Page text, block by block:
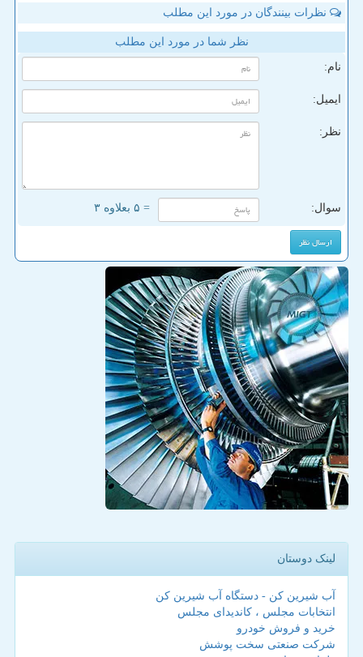
نظرات بینندگان در مورد این مطلب
نظر شما در مورد این مطلب
نام:
ایمیل:
نظر:
سوال: = ۵ بعلاوه ۳
لینک دوستان
آب شیرین کن - دستگاه آب شیرین کن
انتخابات مجلس ، کاندیدای مجلس
خرید و فروش خودرو
شرکت صنعتی سخت پوشش